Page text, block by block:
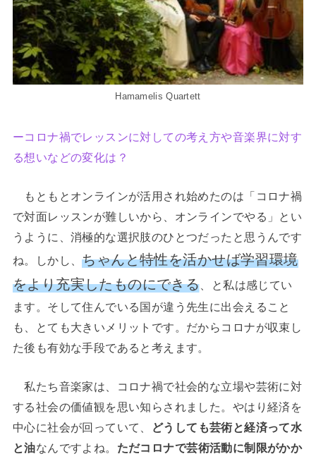
Hamamelis Quartett
ーコロナ禍でレッスンに対しての考え方や音楽界に対す
る想いなどの変化は？
もともとオンラインが活用され始めたのは「コロナ禍
で対面レッスンが難しいから、オンラインでやる」とい
うように、消極的な選択肢のひとつだったと思うんです
ね。しかし、ちゃんと特性を活かせば学習環境
をより充実したものにできる 、と私は感じてい
ます。そして住んでいる国が違う先生に出会えること
も、とても大きいメリットです。だからコロナが収束し
た後も有効な手段であると考えます。
私たち音楽家は、コロナ禍で社会的な立場や芸術に対
する社会の価値観を思い知らされました。やはり経済を
中心に社会が回っていて、
どうしても芸術と経済って水
と油なんですよね。 ただコロナで芸術活動に制限がかか